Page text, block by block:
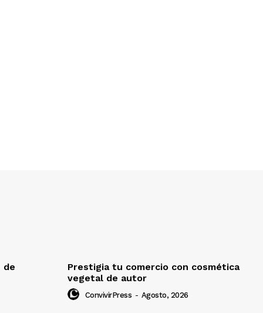
de
Prestigia tu comercio con cosmética
vegetal de autor
ConvivirPress - Agosto, 2026